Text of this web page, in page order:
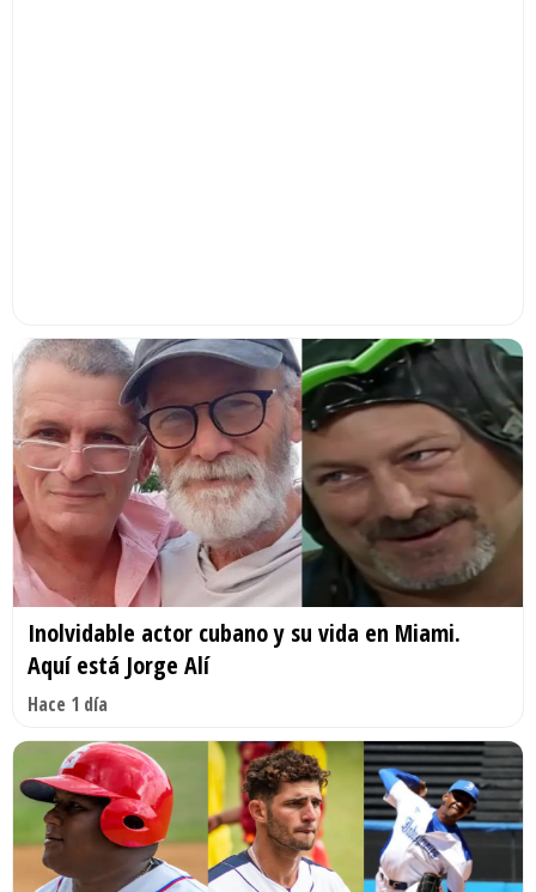
Inolvidable actor cubano y su vida en Miami.
Aquí está Jorge Alí
Hace 1 día